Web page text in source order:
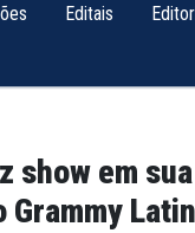
Editais
show em
Grammy